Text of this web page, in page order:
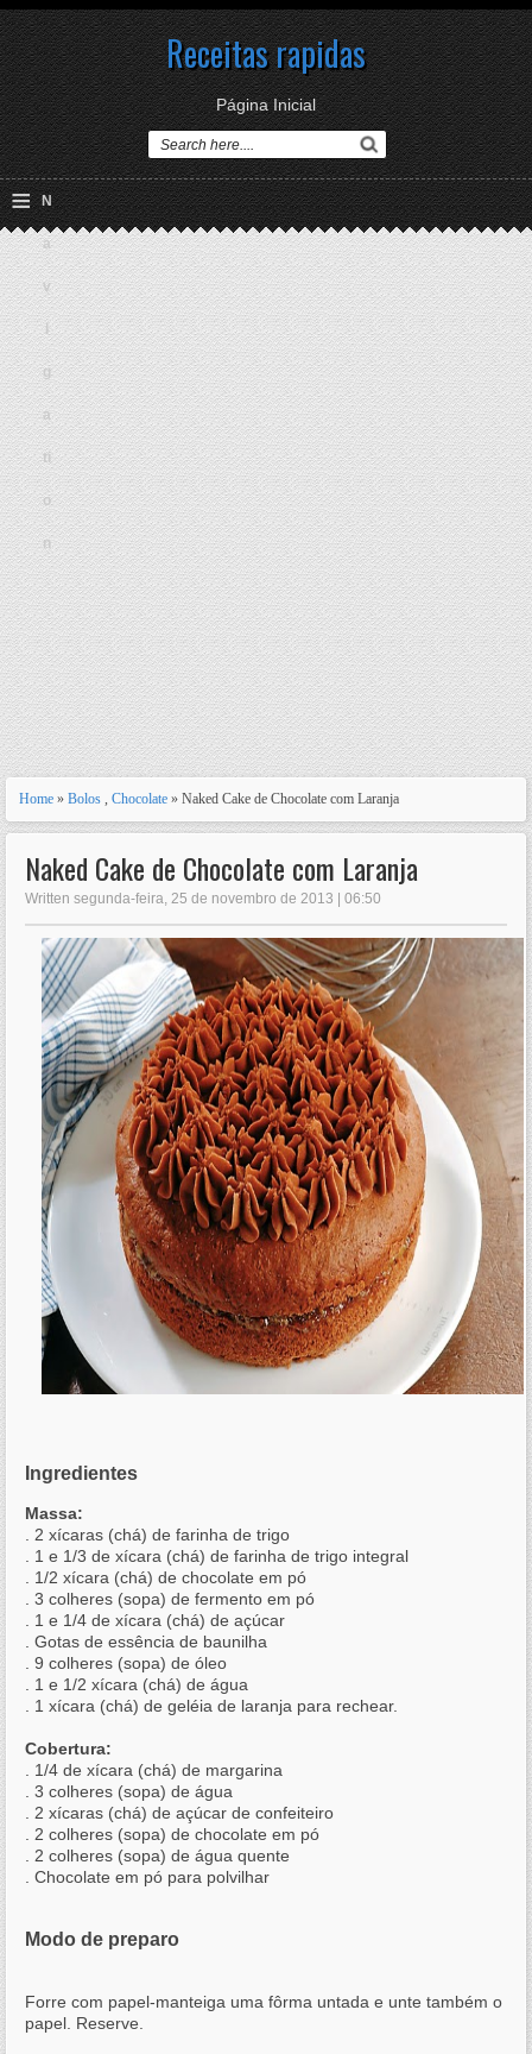
Receitas rapidas
Página Inicial
≡ N
a
v
i
g
a
ti
o
n
Home » Bolos , Chocolate » Naked Cake de Chocolate com Laranja
Naked Cake de Chocolate com Laranja
Written segunda-feira, 25 de novembro de 2013 | 06:50
Ingredientes
Massa:
. 2 xícaras (chá) de farinha de trigo
. 1 e 1/3 de xícara (chá) de farinha de trigo integral
. 1/2 xícara (chá) de chocolate em pó
. 3 colheres (sopa) de fermento em pó
. 1 e 1/4 de xícara (chá) de açúcar
. Gotas de essência de baunilha
. 9 colheres (sopa) de óleo
. 1 e 1/2 xícara (chá) de água
. 1 xícara (chá) de geléia de laranja para rechear.
Cobertura:
. 1/4 de xícara (chá) de margarina
. 3 colheres (sopa) de água
. 2 xícaras (chá) de açúcar de confeiteiro
. 2 colheres (sopa) de chocolate em pó
. 2 colheres (sopa) de água quente
. Chocolate em pó para polvilhar
Modo de preparo
Forre com papel-manteiga uma fôrma untada e unte também o
papel. Reserve.